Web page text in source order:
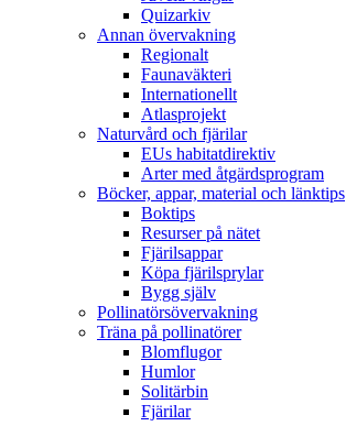
Quizarkiv
Annan övervakning
Regionalt
Faunaväkteri
Internationellt
Atlasprojekt
Naturvård och fjärilar
EUs habitatdirektiv
Arter med åtgärdsprogram
Böcker, appar, material och länktips
Boktips
Resurser på nätet
Fjärilsappar
Köpa fjärilsprylar
Bygg själv
Pollinatörsövervakning
Träna på pollinatörer
Blomflugor
Humlor
Solitärbin
Fjärilar